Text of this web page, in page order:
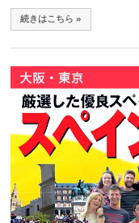
続きはこちら »